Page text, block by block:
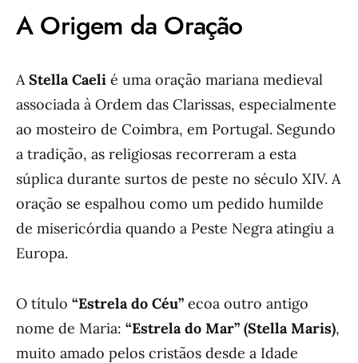
A Origem da Oração
AStella Caeli é uma oração mariana medieval
associada à Ordem das Clarissas, especialmente
ao mosteiro de Coimbra, em Portugal. Segundo
a tradição, as religiosas recorreram a esta
súplica durante surtos de peste no século XIV. A
oração se espalhou como um pedido humilde
de misericórdia quando a Peste Negra atingiu a
Europa.
O título “Estrela do Céu” ecoa outro antigo
nome de Maria: “Estrela do Mar” (Stella Maris),
muito amado pelos cristãos desde a Idade